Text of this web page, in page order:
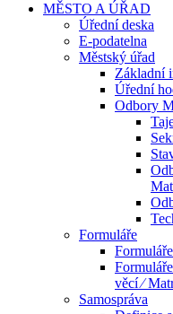
MĚSTO A ÚŘAD
Úřední deska
E-podatelna
Městský úřad
Základní
Úřední
Odbory
Formuláře
věcí ⁄
Samospráva